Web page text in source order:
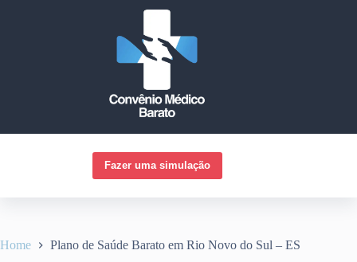
Fazer uma simulação
Home Plano de Saúde Barato em Rio Novo do Sul – ES